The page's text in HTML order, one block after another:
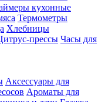
кухонные
Термометры
Хлебницы
прессы Часы для
Аксессуары для
Ароматы для